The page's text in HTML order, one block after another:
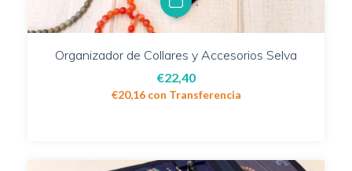
Organizador de Collares y Accesorios Selva
€22,40
€20,16 con Transferencia